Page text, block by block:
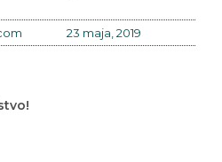
23 maja, 2019